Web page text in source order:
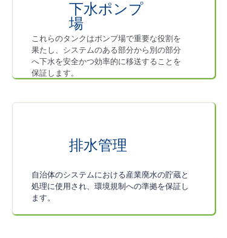
下水ポンプ
場
排水管理
これらのタンクはポンプ場で重要な役割を
果たし、システムのある部分から別の部分
へ下水を安全かつ効率的に移送することを
保証します。
自治体のシステムにおける産業廃水の貯蔵と
処理に使用され、環境規制への準拠を保証し
ます。